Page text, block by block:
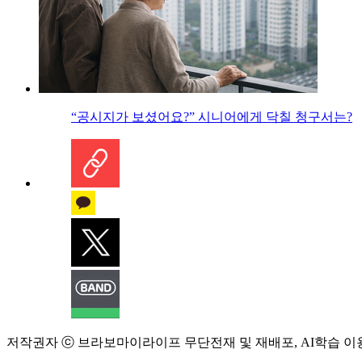
“공시지가 보셨어요?” 시니어에게 닥칠 청구서는?
저작권자 ⓒ 브라보마이라이프 무단전재 및 재배포, AI학습 이